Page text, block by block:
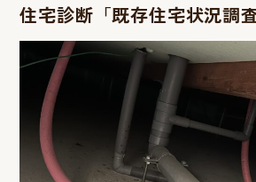
住宅診断「既存住宅状況調査